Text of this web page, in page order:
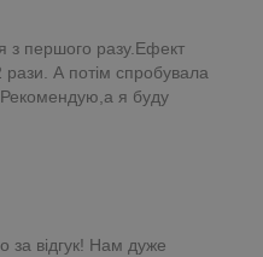
з першого разу.Ефект
А потім спробувала
Рекомендую,а я буду
за відгук! Нам дуже